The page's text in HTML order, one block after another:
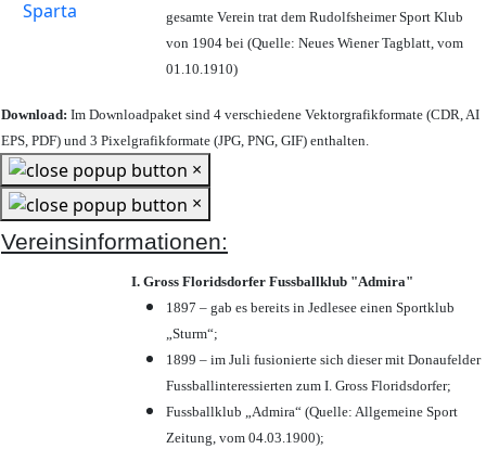
gesamte Verein trat dem Rudolfsheimer Sport Klub
von 1904 bei (Quelle: Neues Wiener Tagblatt, vom
01.10.1910)
Download: Im Downloadpaket sind 4 verschiedene Vektorgrafikformate (CDR, AI
EPS, PDF) und 3 Pixelgrafikformate (JPG, PNG, GIF) enthalten.
×
×
Vereinsinformationen:
I. Gross Floridsdorfer Fussballklub "Admira"
1897 – gab es bereits in Jedlesee einen Sportklub
„Sturm“;
1899 – im Juli fusionierte sich dieser mit Donaufelder
Fussballinteressierten zum I. Gross Floridsdorfer;
Fussballklub „Admira“ (Quelle: Allgemeine Sport
Zeitung, vom 04.03.1900);